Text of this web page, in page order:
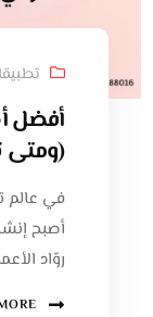
أفضل
(ومتى
في عالم
أصبح
روّاد